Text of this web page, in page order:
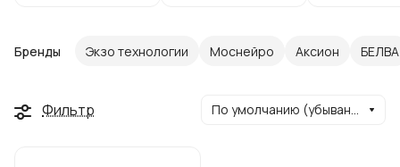
Бренды Экзо технологии Моснейро Аксион БЕЛВА
Фильтр По умолчанию (убывание)